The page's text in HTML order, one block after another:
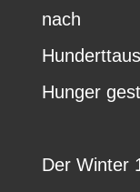
nach
Hunger
Der Winter